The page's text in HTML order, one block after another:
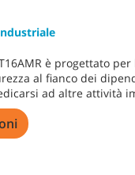
è progettato per
al fianco dei
ad altre attività